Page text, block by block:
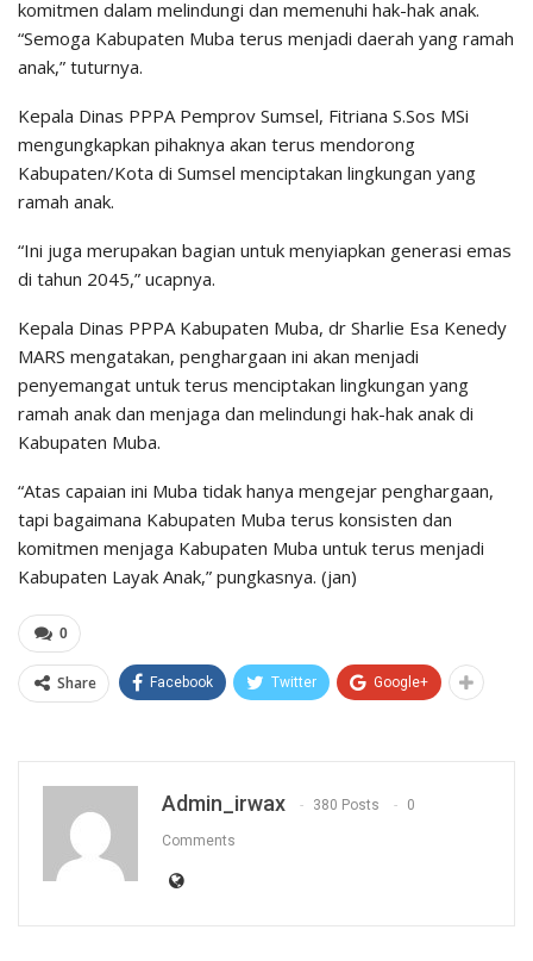
komitmen dalam melindungi dan memenuhi hak-hak anak.
“Semoga Kabupaten Muba terus menjadi daerah yang ramah
anak,” tuturnya.
Kepala Dinas PPPA Pemprov Sumsel, Fitriana S.Sos MSi
mengungkapkan pihaknya akan terus mendorong
Kabupaten/Kota di Sumsel menciptakan lingkungan yang
ramah anak.
“Ini juga merupakan bagian untuk menyiapkan generasi emas
di tahun 2045,” ucapnya.
Kepala Dinas PPPA Kabupaten Muba, dr Sharlie Esa Kenedy
MARS mengatakan, penghargaan ini akan menjadi
penyemangat untuk terus menciptakan lingkungan yang
ramah anak dan menjaga dan melindungi hak-hak anak di
Kabupaten Muba.
“Atas capaian ini Muba tidak hanya mengejar penghargaan,
tapi bagaimana Kabupaten Muba terus konsisten dan
komitmen menjaga Kabupaten Muba untuk terus menjadi
Kabupaten Layak Anak,” pungkasnya. (jan)
0
Share Facebook Twitter Google+
Admin_irwax 380 Posts 0
Comments